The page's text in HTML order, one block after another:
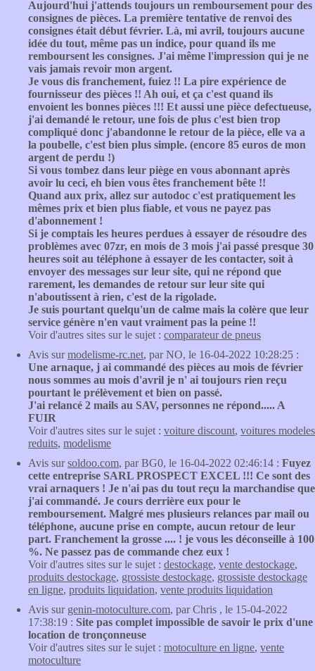
Aujourd'hui j'attends toujours un remboursement pour des
consignes de pièces. La première tentative de renvoi des
consignes était début février. Là, mi avril, toujours aucune
idée du tout, même pas un indice, pour quand ils me
remboursent les consignes. J'ai même l'impression qui je ne
vais jamais revoir mon argent.
Je vous dis franchement, fuiez !! La pire expérience de
fournisseur des pièces !! Ah oui, et ça c'est quand ils
envoient les bonnes pièces !!! Et aussi une pièce defectueuse,
j'ai demandé le retour, une fois de plus c'est bien trop
compliqué donc j'abandonne le retour de la pièce, elle va a
la poubelle, c'est bien plus simple. (encore 85 euros de mon
argent de perdu !)
Si vous tombez dans leur piège en vous abonnant après
avoir lu ceci, eh bien vous êtes franchement bête !!
Quand aux prix, allez sur autodoc c'est pratiquement les
mêmes prix et bien plus fiable, et vous ne payez pas
d'abonnement !
Si je comptais les heures perdues à essayer de résoudre des
problèmes avec 07zr, en mois de 3 mois j'ai passé presque 30
heures soit au téléphone à essayer de les contacter, soit à
envoyer des messages sur leur site, qui ne répond que
rarement, les demandes de retour sur leur site qui
n'aboutissent à rien, c'est de la rigolade.
Je suis pourtant quelqu'un de calme mais la colère que leur
service génère n'en vaut vraiment pas la peine !!
Voir d'autres sites sur le sujet : comparateur de pneus
Avis surmodelisme-rc.net, par NO, le 16-04-2022 10:28:25 :
Une arnaque, j ai commandé des pièces au mois de février
nous sommes au mois d'avril je n' ai toujours rien reçu
pourtant le prélèvement et bien on passé.
J'ai relancé 2 mails au SAV, personnes ne répond..... A
FUIR
Voir d'autres sites sur le sujet : voiture discount, voitures modeles
reduits, modelisme
Avis sursoldoo.com, par BG0, le 16-04-2022 02:46:14 : Fuyez
cette entreprise SARL PROSPECT EXCEL !!! Ce sont des
vrai arnaquers ! Je n'ai pas du tout reçu la marchandise que
j'ai commandé. Je cours derrière eux pour le
remboursement. Malgré mes plusieurs relances par mail ou
téléphone, aucune prise en compte, aucun retour de leur
part. Franchement la grosse .... ! je vous les déconseille à 100
%. Ne passez pas de commande chez eux !
Voir d'autres sites sur le sujet : destockage, vente destockage,
produits destockage, grossiste destockage, grossiste destockage
en ligne, produits liquidation, vente produits liquidation
Avis sur genin-motoculture.com, par Chris , le 15-04-2022
17:38:19 : Site pas complet impossible de savoir le prix d'une
location de tronçonneuse
Voir d'autres sites sur le sujet : motoculture en ligne, vente
motoculture